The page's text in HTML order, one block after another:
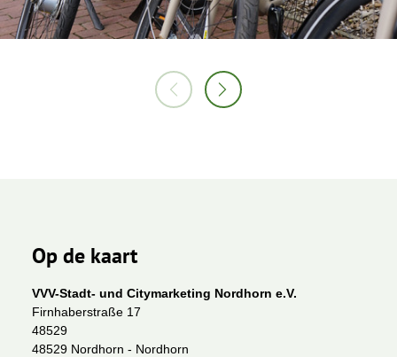
Op de kaart
VVV-Stadt- und Citymarketing Nordhorn e.V.
Firnhaberstraße 17
48529
48529 Nordhorn - Nordhorn